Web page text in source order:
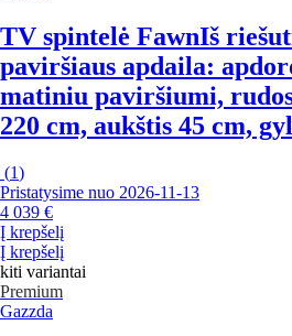
TV spintelė FawnIš
paviršiaus apdaila:
matiniu paviršiumi,
220 cm, aukštis 45 cm,
(1)
Pristatysime nuo 2026‑11‑13
4 039 €
Į krepšelį
Į krepšelį
kiti variantai
Premium
Gazzda